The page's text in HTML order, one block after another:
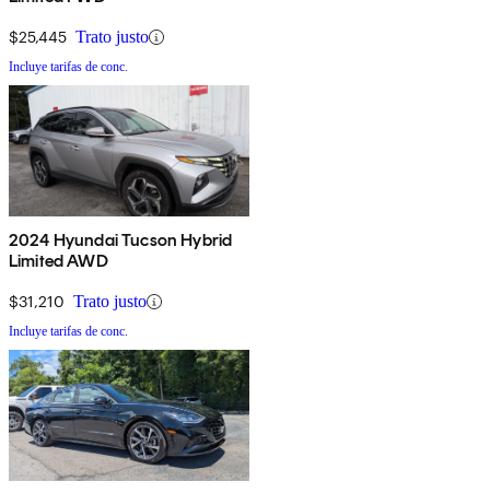
$25,445 Trato justo
Incluye tarifas de conc.
2024 Hyundai Tucson Hybrid
Limited AWD
$31,210 Trato justo
Incluye tarifas de conc.